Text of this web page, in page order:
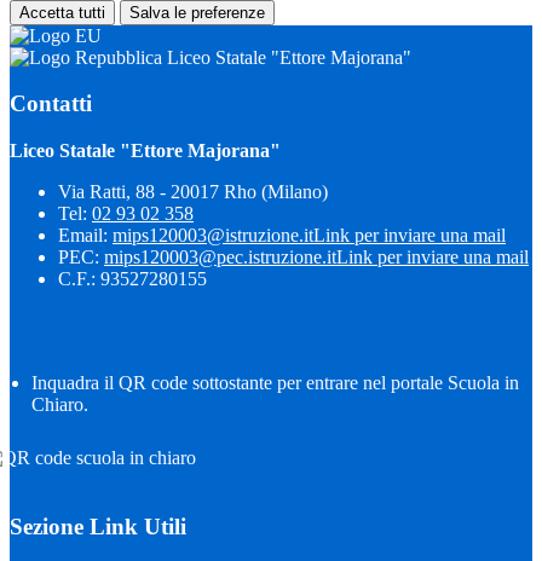
Accetta tutti Salva le preferenze
Liceo Statale "Ettore Majorana"
Contatti
Liceo Statale "Ettore Majorana"
Via Ratti, 88 - 20017 Rho (Milano)
Tel: 02 93 02 358
Email: mips120003@istruzione.itLink per inviare una mail
PEC: mips120003@pec.istruzione.itLink per inviare una mail
C.F.: 93527280155
Inquadra il QR code sottostante per entrare nel portale Scuola in
Chiaro.
Sezione Link Utili